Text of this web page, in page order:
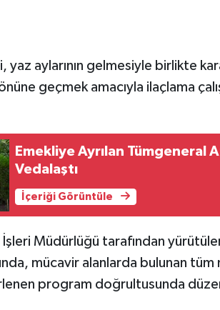
yaz aylarının gelmesiyle birlikte
geçmek amacıyla ilaçlama
Emekliye Ayrılan Tümgeneral
Vedalaştı
İçeriği Görüntüle
Müdürlüğü tarafından
mücavir alanlarda bulunan
program doğrultusunda